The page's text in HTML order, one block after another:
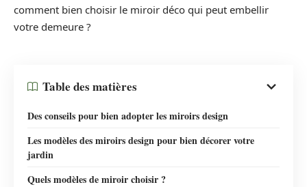
comment bien choisir le miroir déco qui peut embellir
votre demeure ?
Table des matières
Des conseils pour bien adopter les miroirs design
Les modèles des miroirs design pour bien décorer votre
jardin
Quels modèles de miroir choisir ?